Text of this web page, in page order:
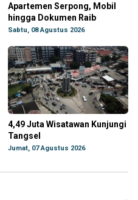
Apartemen Serpong, Mobil
hingga Dokumen Raib
Sabtu, 08 Agustus 2026
4,49 Juta Wisatawan Kunjungi
Tangsel
Jumat, 07 Agustus 2026